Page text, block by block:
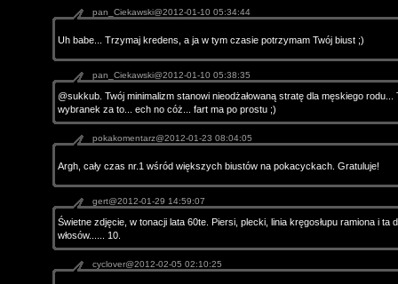
pan_Ciekawski@2012-01-10 05:34:44
Uh babe... Trzymaj kredens, a ja w tym czasie potrzymam Twój biust ;)
pan_Ciekawski@2012-01-10 05:38:35
@sukkub. Twój minimalizm stanowi nieodżałowaną stratę dla męskiego rodu...
wybranek za to... ech no cóż... fart ma po prostu ;)
pokakomentarz@2012-01-23 08:04:05
Argh, cały czas nr.1 wśród większych biustów na pokacyckach. Gratuluje!
gert@2012-01-29 14:59:07
Świetne zdjęcie, w tonacji lata 60te. Piersi, plecki, linia kręgosłupu ramiona i ta
włosów...... 10.
cyclover@2012-02-05 02:10:25